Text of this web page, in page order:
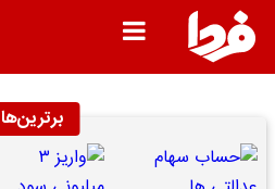
برترین‌ها